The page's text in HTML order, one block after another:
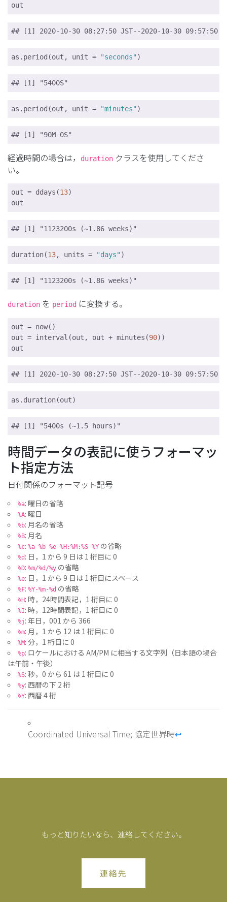
out
## [1] 2020-10-30 08:27:50 JST--2020-10-30 09:57:50
as.period(out, unit = "seconds")
## [1] "5400S"
as.period(out, unit = "minutes")
## [1] "90M 0S"
経過時間の場合は， duration クラスを使用してくださ
い。
out = ddays(13)
out
## [1] "1123200s (~1.86 weeks)"
duration(13, units = "days")
## [1] "1123200s (~1.86 weeks)"
duration を period に変換する。
out = now()
out = interval(out, out + minutes(90))
out
## [1] 2020-10-30 08:27:50 JST--2020-10-30 09:57:50
as.duration(out)
## [1] "5400s (~1.5 hours)"
時間データの表記に使うフォーマッ
ト指定方法
日付関係のフォーマット記号
%a: 曜日の省略
%A: 曜日
%b: 月名の省略
%B: 月名
%c: %a %b %e %H:%M:%S %Y の省略
%d : 日，1 から 9 日は 1 桁目に 0
%D: %m/%d/%y の省略
%e: 日，1 から 9 日は 1 桁目にスペース
%F: %Y-%m-%d の省略
%H: 時，24時間表記，1 桁目に 0
%I: 時，12時間表記，1 桁目に 0
%j : 年日，001 から 366
%m: 月，1 から 12 は 1 桁目に 0
%M: 分，1 桁目に 0
%p: ロケールにおける AM/PM に相当する文字列（日本語の場合
は午前・午後）
%S: 秒，0 から 61 は 1 桁目に 0
%y: 西暦の下 2 桁
%Y: 西暦 4 桁
Coordinated Universal Time; 協定世界時↩︎
もっと知りたいなら、連絡してください。
連絡先